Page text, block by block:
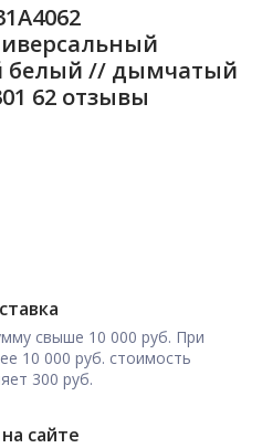
белый // дымчатый
62 отзывы
свыше 10 000 руб. При
10 000 руб. стоимость
300 руб.
сайте